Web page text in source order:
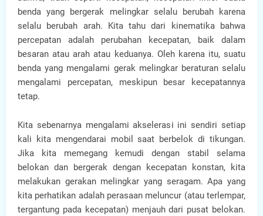
benda yang bergerak melingkar selalu berubah karena
selalu berubah arah. Kita tahu dari kinematika bahwa
percepatan adalah perubahan kecepatan, baik dalam
besaran atau arah atau keduanya. Oleh karena itu, suatu
benda yang mengalami gerak melingkar beraturan selalu
mengalami percepatan, meskipun besar kecepatannya
tetap.
Kita sebenarnya mengalami akselerasi ini sendiri setiap
kali kita mengendarai mobil saat berbelok di tikungan.
Jika kita memegang kemudi dengan stabil selama
belokan dan bergerak dengan kecepatan konstan, kita
melakukan gerakan melingkar yang seragam. Apa yang
kita perhatikan adalah perasaan meluncur (atau terlempar,
tergantung pada kecepatan) menjauh dari pusat belokan.